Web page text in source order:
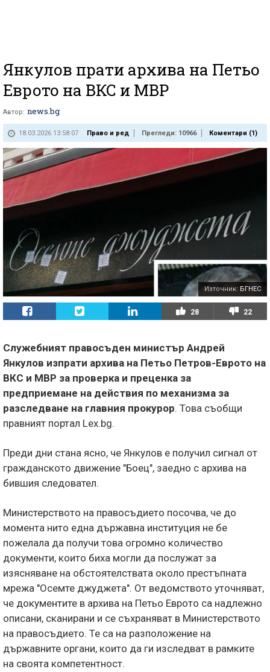
Янкулов прати архива на Петьо
Еврото на ВКС и МВР
Автор: news.bg
18.03.2026 13:58:07 Право и ред Прегледи: 10966 Коментари (1)
Източник: БГНЕС
28 22
Служебният правосъден министър Андрей
Янкулов изпрати архива на Петьо Петров-Еврото на
ВКС и МВР за проверка и преценка за
предприемане на действия по механизма за
разследване на главния прокурор. Това съобщи
правният портал Lex.bg.
Преди дни стана ясно, че Янкулов е получил сигнал от
гражданското движение "Боец", заедно с архива на
бившия следовател.
Министерството на правосъдието посочва, че до
момента нито една държавна институция не бе
пожелала да получи това огромно количество
документи, които биха могли да послужат за
изясняване на обстоятелствата около престъпната
мрежа "Осемте джуджета". От ведомството уточняват,
че документите в архива на Петьо Еврото са надлежно
описани, сканирани и се съхраняват в Министерството
на правосъдието. Те са на разположение на
държавните органи, които да ги изследват в рамките
на своята компетентност.